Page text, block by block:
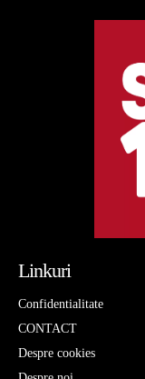
Linkuri
Confidentialitate
CONTACT
Despre cookies